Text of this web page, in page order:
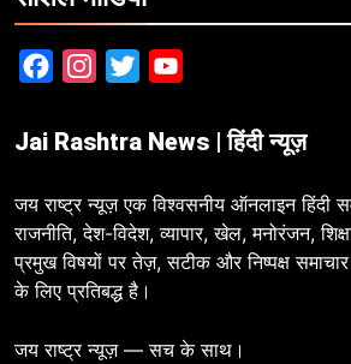
FacebookInstagram
Twitter
Jai Rashtra News | हिंदी न्यूज़
जय राष्ट्र न्यूज़ एक विश्वसनीय ऑनलाइन हिंदी
राजनीति, देश-विदेश, व्यापार, खेल, मनोरंजन,
प्रमुख विषयों पर तेज़, सटीक और निष्पक्ष
के लिए प्रतिबद्ध है।
जय राष्ट्र न्यूज़ — सच के साथ।